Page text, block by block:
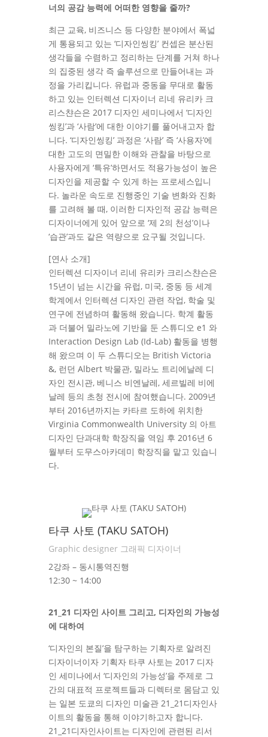
너의 공감 능력에 어떠한 영향을 줄까?
최근 교육, 비즈니스 등 다양한 분야에서 폭넓
게 통용되고 있는 ‘디자인씽킹’ 컨셉은 분산된
생각들을 수렴하고 정리하는 단계를 거쳐 하나
의 집중된 생각 즉 솔루션으로 만들어내는 과
정을 가리킵니다. 유럽과 중동을 무대로 활동
하고 있는 인터렉션 디자이너 리네 유리카 크
리스챤슨은 2017 디자인 세미나에서 ‘디자인
씽킹’과 ‘사람’에 대한 이야기를 풀어내고자 합
니다. ‘디자인씽킹’ 과정은 ‘사람’ 즉 ‘사용자’에
대한 고도의 면밀한 이해와 관찰을 바탕으로
사용자에게 ‘특유’하면서도 적용가능성이 높은
디자인을 제공할 수 있게 하는 프로세스입니
다. 놀라운 속도로 진행중인 기술 변화와 진화
를 고려해 볼 때, 이러한 디자인적 공감 능력은
디자이너에게 있어 앞으로 ‘제 2의 천성’이나
‘습관’과도 같은 역량으로 요구될 것입니다.
[연사 소개]
인터렉션 디자이너 리네 유리카 크리스챤슨은
15년이 넘는 시간을 유럽, 미국, 중동 등 세계
학계에서 인터렉션 디자인 관련 작업, 학술 및
연구에 전념하며 활동해 왔습니다. 학계 활동
과 더불어 밀라노에 기반을 둔 스튜디오 e1 와
Interaction Design Lab (Id-Lab) 활동을 병행
해 왔으며 이 두 스튜디오는 British Victoria
&, 런던 Albert 박물관, 밀라노 트리에날레 디
자인 전시관, 베니스 비엔날레, 세르빌레 비에
날레 등의 초청 전시에 참여했습니다. 2009년
부터 2016년까지는 카타르 도하에 위치한
Virginia Commonwealth University 의 아트
디자인 단과대학 학장직을 역임 후 2016년 6
월부터 도무스아카데미 학장직을 맡고 있습니
다.
타쿠 사토 (TAKU SATOH)
Graphic designer 그래픽 디자이너
2강좌 – 동시통역진행
12:30 ~ 14:00
21_21 디자인 사이트 그리고, 디자인의 가능성
에 대하여
‘디자인의 본질’을 탐구하는 기획자로 알려진
디자이너이자 기획자 타쿠 사토는 2017 디자
인 세미나에서 ‘디자인의 가능성’을 주제로 그
간의 대표적 프로젝트들과 디렉터로 몸담고 있
는 일본 도쿄의 디자인 미술관 21_21디자인사
이트의 활동을 통해 이야기하고자 합니다.
21_21디자인사이트는 디자인에 관련된 리서